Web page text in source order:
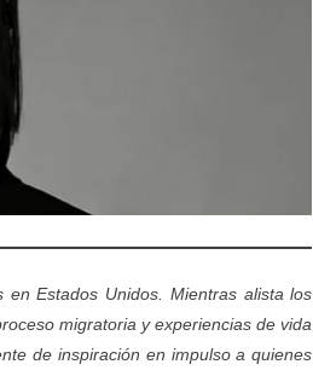
Estados Unidos. Mientras alista los
migratoria y experiencias de vida
de inspiración en impulso a quienes